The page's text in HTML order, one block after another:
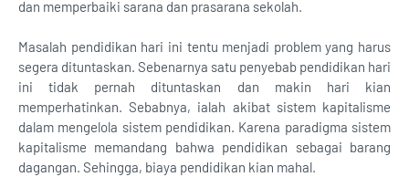
dan memperbaiki sarana dan prasarana sekolah.
Masalah pendidikan hari ini tentu menjadi problem yang harus
segera dituntaskan. Sebenarnya satu penyebab pendidikan hari
ini tidak pernah dituntaskan dan makin hari kian
memperhatinkan. Sebabnya, ialah akibat sistem kapitalisme
dalam mengelola sistem pendidikan. Karena paradigma sistem
kapitalisme memandang bahwa pendidikan sebagai barang
dagangan. Sehingga, biaya pendidikan kian mahal.